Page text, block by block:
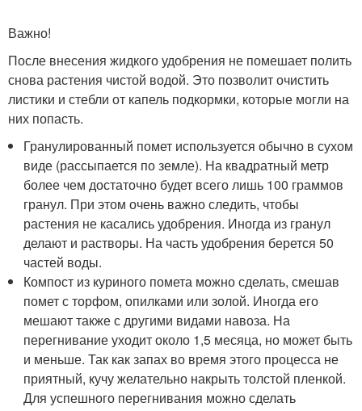
Важно!
После внесения жидкого удобрения не помешает полить
снова растения чистой водой. Это позволит очистить
листики и стебли от капель подкормки, которые могли на
них попасть.
Гранулированный помет используется обычно в сухом
виде (рассыпается по земле). На квадратный метр
более чем достаточно будет всего лишь 100 граммов
гранул. При этом очень важно следить, чтобы
растения не касались удобрения. Иногда из гранул
делают и растворы. На часть удобрения берется 50
частей воды.
Компост из куриного помета можно сделать, смешав
помет с торфом, опилками или золой. Иногда его
мешают также с другими видами навоза. На
перегнивание уходит около 1,5 месяца, но может быть
и меньше. Так как запах во время этого процесса не
приятный, кучу желательно накрыть толстой пленкой.
Для успешного перегнивания можно сделать